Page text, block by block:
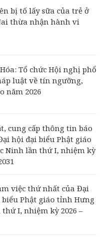
bị tố lấy sữa của trẻ ở
thừa nhận hành vi
Tổ chức Hội nghị phổ
luật về tín ngưỡng,
năm 2026
cung cấp thông tin báo
hội đại biểu Phật giáo
Ninh lần thứ I, nhiệm kỳ
việc thứ nhất của Đại
Phật giáo tỉnh Hưng
thứ I, nhiệm kỳ 2026 –